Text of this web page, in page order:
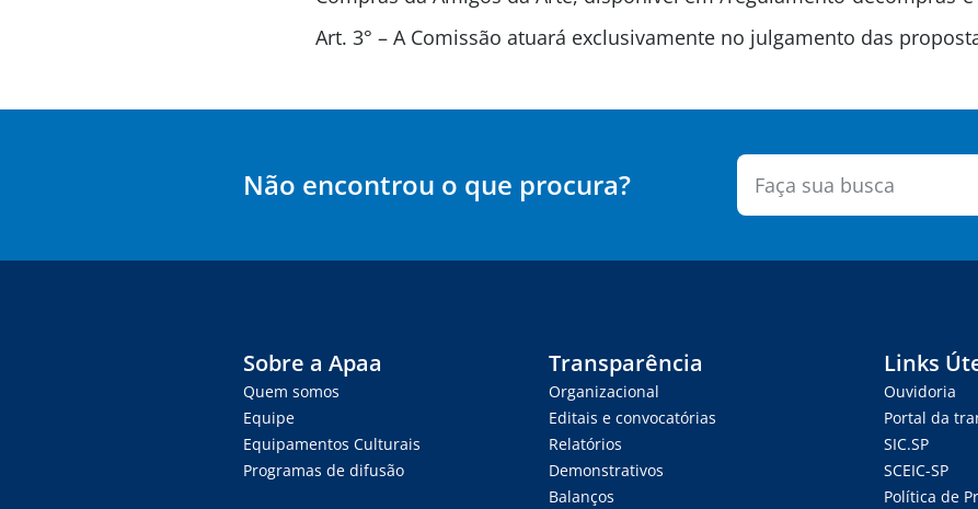
Art. 3° – A Comissão atuará exclusivamente no julgamento das
Não encontrou o que procura?
Sobre a Apaa
Quem somos
Equipe
Equipamentos Culturais
Programas de difusão
Transparência
Organizacional
Editais e convocatórias
Relatórios
Demonstrativos
Balanços
Links
Ouvidoria
Portal da
SIC.SP
SCEIC-SP
Política de